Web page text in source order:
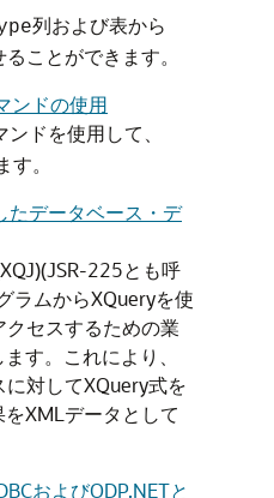
列および表から
ことができます。
ンドの使用
ンドを使用して、
。
たデータベース・デ
225とも呼
ラムからXQueryを使
セスするための業
す。これにより、
対してXQuery式を
XMLデータとして
およびODP.NETと